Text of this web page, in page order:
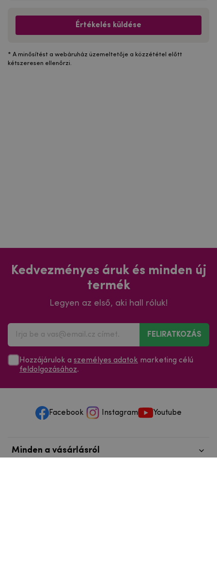
Értékelés küldése
* A minősítést a webáruház üzemeltetője a közzététel előtt
kétszeresen ellenőrzi.
Kedvezményes áruk és minden új
termék
Legyen az első, aki hall róluk!
FELIRATKOZÁS
Hozzájárulok a személyes adatok marketing célú
feldolgozásához.
Facebook Instagram Youtube
Minden a vásárlásról